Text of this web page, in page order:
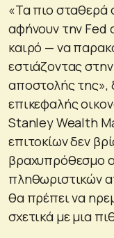
«Τα πιο σταθερά
αφήνουν την Fed
καιρό — να
εστιάζοντας
αποστολής της»,
επικεφαλής
Stanley Wealth
επιτοκίων δεν
βραχυπρόθεσμο
πληθωριστικών
θα πρέπει να
σχετικά με μια